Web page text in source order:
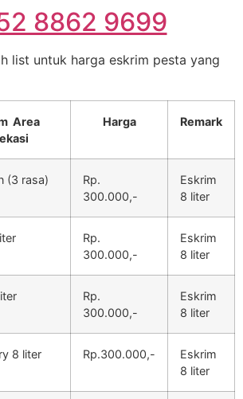
8862 9699
list untuk harga eskrim pesta yang
Area
Harga Remark
(3 rasa)
Rp.
300.000,-
Eskrim
8 liter
Rp.
300.000,-
Eskrim
8 liter
Rp.
300.000,-
Eskrim
8 liter
8 liter Rp.300.000,-
Eskrim
8 liter